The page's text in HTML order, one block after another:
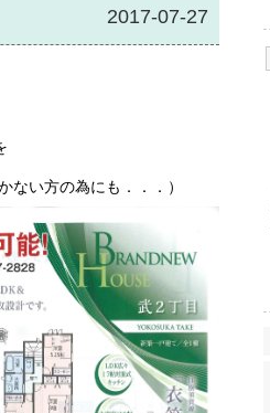
2017-07-27
い方の為にも．．．）